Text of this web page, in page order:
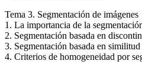
Tema 3. Segmentación de imágenes
1. La importancia de la
2. Segmentación basada en
3. Segmentación basada en similitud
4. Criterios de homogeneidad por